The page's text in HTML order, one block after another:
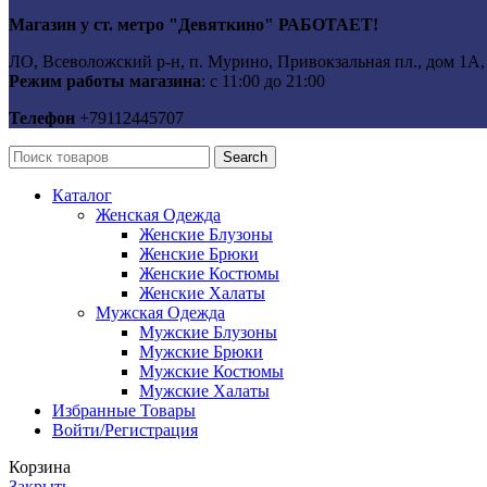
Магазин у ст. метро "Девяткино" РАБОТАЕТ!
ЛО, Всеволожский р-н, п. Мурино, Привокзальная пл., дом
Режим работы магазина: с 11:00 до 21:00
Телефон +79112445707
Search
Каталог
Женская Одежда
Женские Блузоны
Женские Брюки
Женские Костюмы
Женские Халаты
Мужская Одежда
Мужские Блузоны
Мужские Брюки
Мужские Костюмы
Мужские Халаты
Избранные Товары
Войти/Регистрация
Корзина